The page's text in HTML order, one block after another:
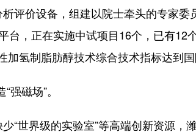
评价设备，组建以院士牵头的专家
台，正在实施中试项目16个，已有12
氢制脂肪醇技术综合技术指标达到国
磁场”。
世界级的实验室”等高端创新资源，